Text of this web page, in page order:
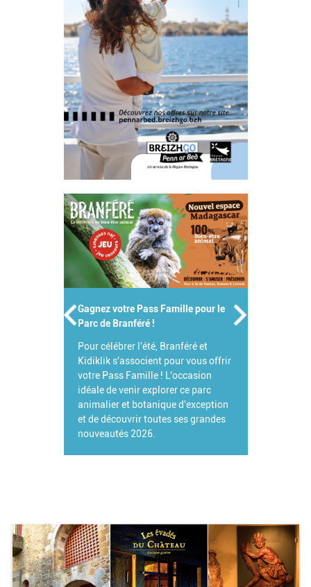
Gagnez votre Pass Famille pour le
Parc de Branféré !
Pour célébrer l'été, Branféré et
Kidiklik s'associent pour vous offrir
votre Pass Famille ! L'occasion
idéale de venir explorer ce parc
animalier et botanique d'exception
et de découvrir toutes ses grandes
nouveautés 2026.